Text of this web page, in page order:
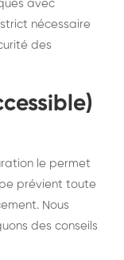
avec
nécessaire
des
le permet
prévient toute
Nous
des conseils